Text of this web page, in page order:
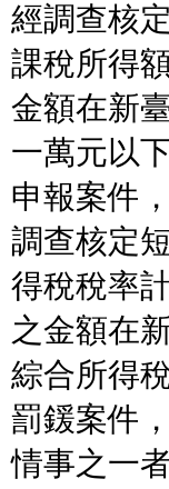
經調查核
課稅所得
金額在新
一萬元以
申報案件
調查核定
得稅稅率
之金額在
綜合所得
罰鍰案件
情事之一